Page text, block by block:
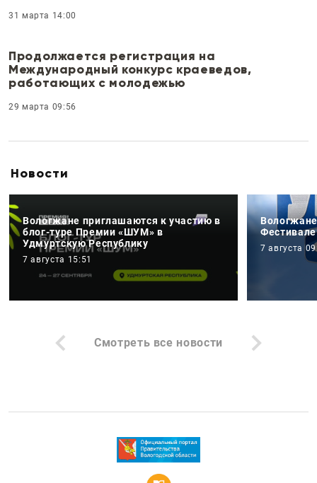
31 марта 14:00
Продолжается регистрация на
Международный конкурс краеведов,
работающих с молодежью
29 марта 09:56
Новости
Вологжане приглашаются к участию в
блог-туре Премии «ШУМ» в
Удмуртскую Республику
7 августа 15:51
7 августа
Смотреть все новости